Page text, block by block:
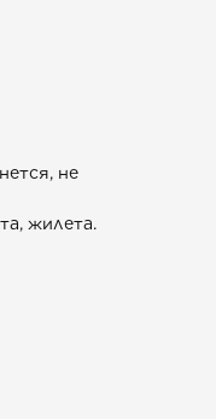
не
жилета.